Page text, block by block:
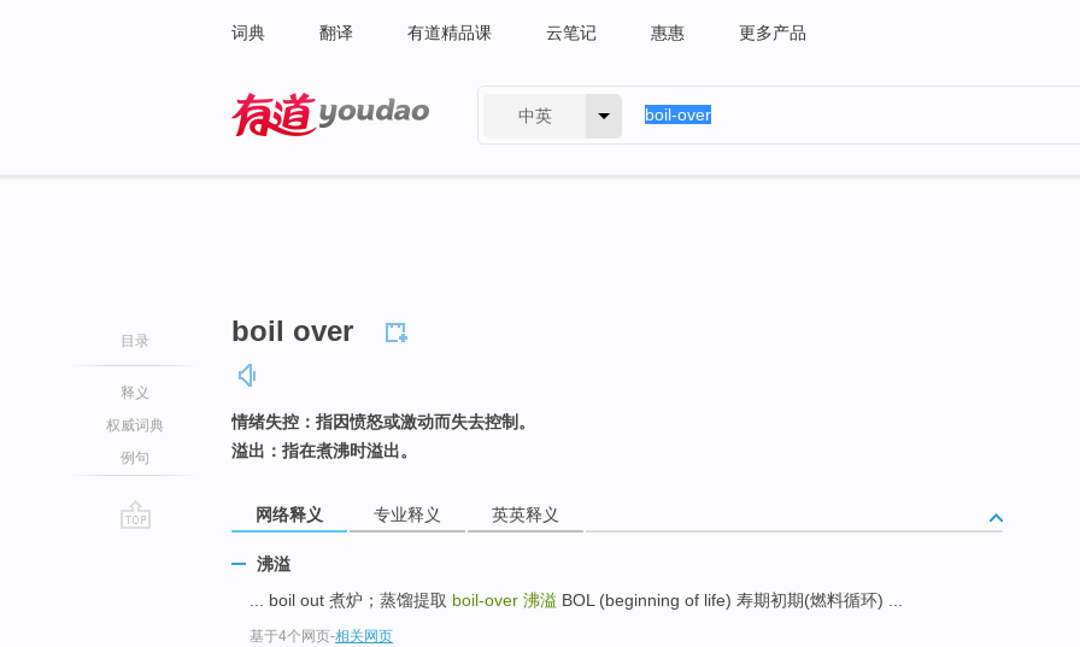
词典 翻译 有道精品课 云笔记 惠惠 更多产品
中英
目录
释义
权威词典
例句
boil over
情绪失控：指因愤怒或激动而失去控制。
溢出：指在煮沸时溢出。
网络释义 专业释义 英英释义
沸溢
... boil out 煮炉；蒸馏提取 boil-over 沸溢 BOL (beginning of life) 寿期初期(燃料循环) ...
基于4个网页-相关网页